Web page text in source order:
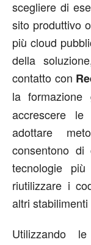
scegliere di
sito produttivo
più cloud
della
contatto con
la formazione
accrescere
adottare
consentono
tecnologie
riutilizzare i
altri
Utilizzando